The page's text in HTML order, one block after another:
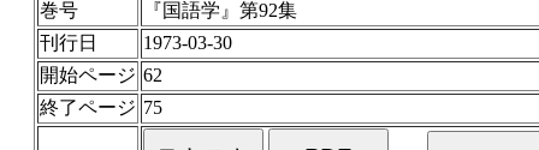
巻号
『国語学』第92集
刊行日
1973-03-30
開始ページ 62
終了ページ 75